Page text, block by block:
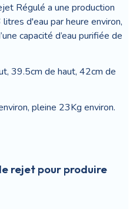
Régulé a une production
d'eau par heure environ,
capacité d’eau purifiée de
39.5cm de haut, 42cm de
pleine 23Kg environ.
rejet pour produire